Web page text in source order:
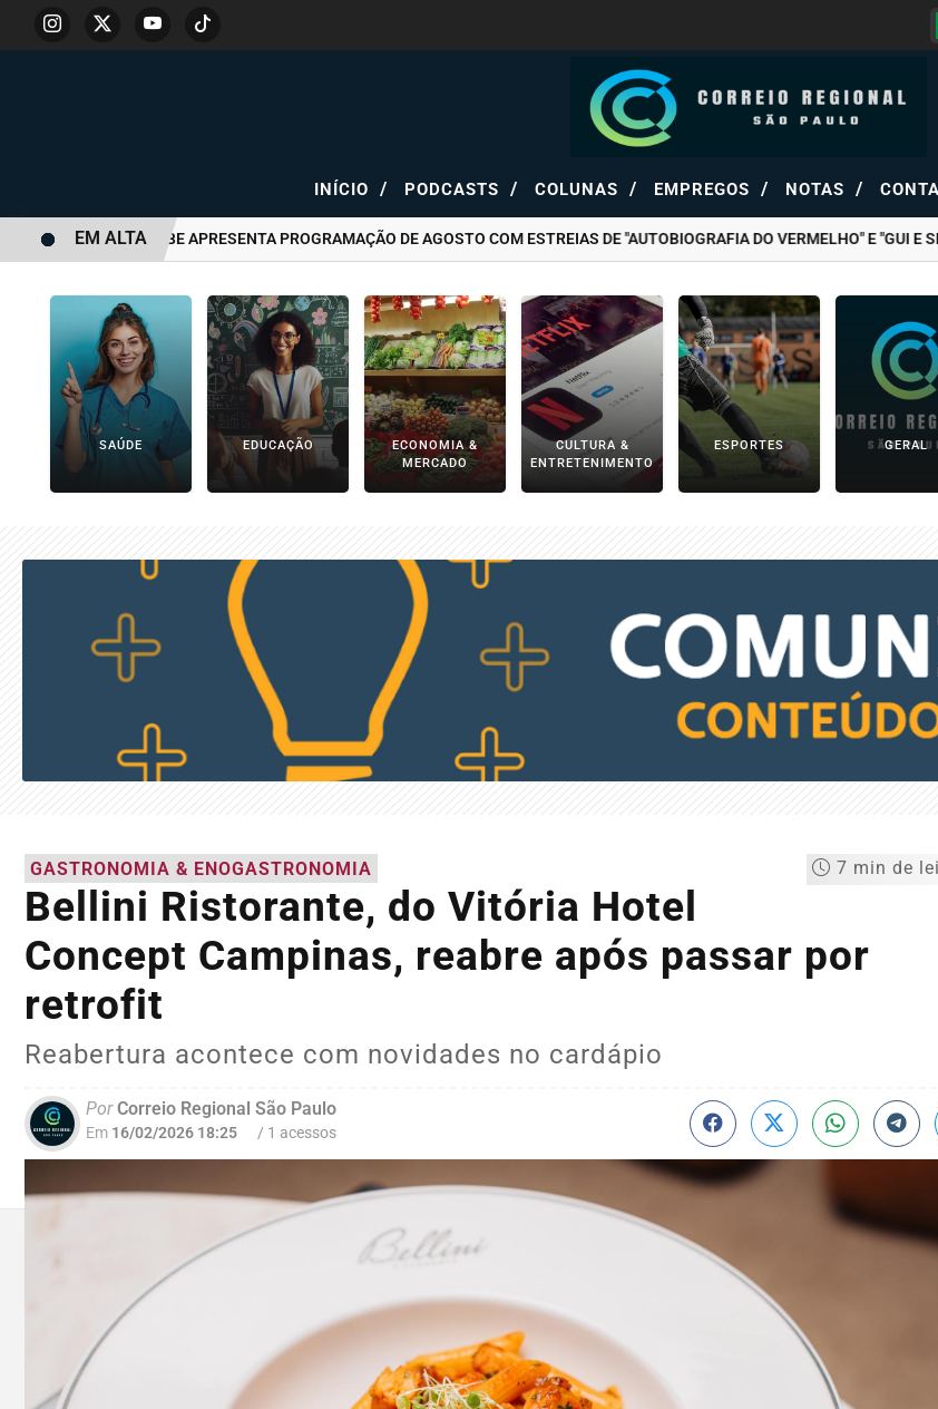
INÍCIO / PODCASTS / COLUNAS / EMPREGOS / NOTAS /
TEATRO YOUTUBE APRESENTA PROGRAMAÇÃO DE AGOSTO COM ESTREIAS DE "AUTOBIOGRAFIA DO VERMELHO" E "GUI E SEUS
EM ALTA
SAÚDE EDUCAÇÃO
ECONOMIA &
MERCADO
CULTURA &
ENTRETENIMENTO
ESPORTES GERAL
7 min de
GASTRONOMIA & ENOGASTRONOMIA
Bellini Ristorante, do Vitória Hotel
Concept Campinas, reabre após passar por
retrofit
Reabertura acontece com novidades no cardápio
PorCorreio Regional São Paulo
Em 16/02/2026 18:25 / 1 acessos